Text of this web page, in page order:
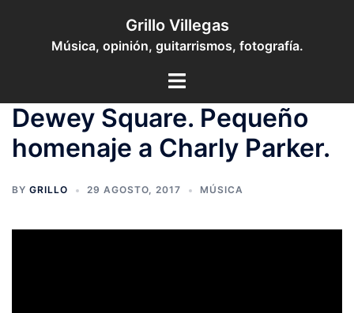
contenido
Grillo Villegas
Música, opinión, guitarrismos, fotografía.
Toggle
Dewey Square. Pequeño
homenaje a Charly Parker.
BY GRILLO 29 AGOSTO, 2017 MÚSICA